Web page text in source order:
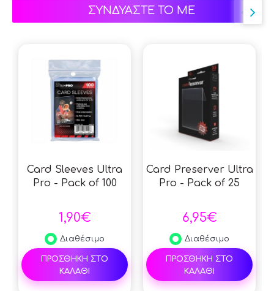
ΣΥΝΔΥΑΣΤΕ ΤΟ ΜΕ
Card Sleeves Ultra
Pro - Pack of 100
1,90€
Διαθέσιμο
ΠΡΟΣΘΗΚΗ ΣΤΟ
ΚΑΛΑΘΙ
Card Preserver Ultra
Pro - Pack of 25
6,95€
Διαθέσιμο
ΠΡΟΣΘΗΚΗ ΣΤΟ
ΚΑΛΑΘΙ